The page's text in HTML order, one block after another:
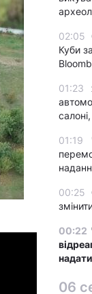
02:05
Куби
01:23
01:19
00:25
00:22
06